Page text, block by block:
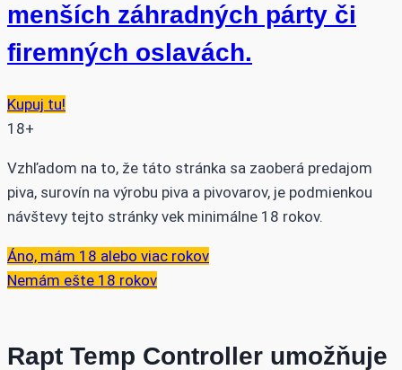
menších záhradných párty či
firemných oslavách.
Kupuj tu!
18+
Vzhľadom na to, že táto stránka sa zaoberá predajom
piva, surovín na výrobu piva a pivovarov, je podmienkou
návštevy tejto stránky vek minimálne 18 rokov.
Áno, mám 18 alebo viac rokov
Nemám ešte 18 rokov
Rapt Temp Controller umožňuje